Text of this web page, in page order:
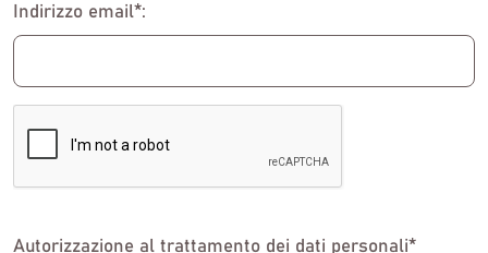
Indirizzo email*:
Autorizzazione al trattamento dei dati personali*